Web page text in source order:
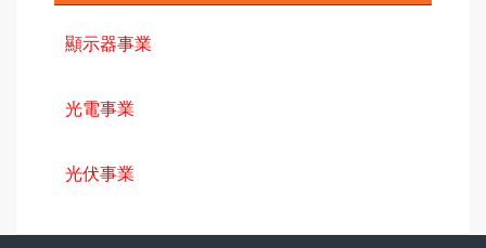
顯示器事業
光電事業
光伏事業